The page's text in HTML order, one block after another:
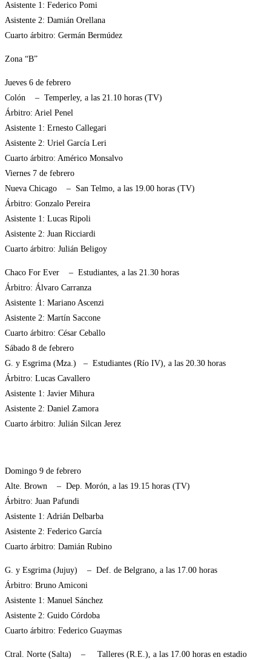
Asistente 1: Federico Pomi
Asistente 2: Damián Orellana
Cuarto árbitro: Germán Bermúdez
Zona “B”
Jueves 6 de febrero
Colón – Temperley, a las 21.10 horas (TV)
Árbitro: Ariel Penel
Asistente 1: Ernesto Callegari
Asistente 2: Uriel García Leri
Cuarto árbitro: Américo Monsalvo
Viernes 7 de febrero
Nueva Chicago – San Telmo, a las 19.00 horas (TV)
Árbitro: Gonzalo Pereira
Asistente 1: Lucas Ripoli
Asistente 2: Juan Ricciardi
Cuarto árbitro: Julián Beligoy
Chaco For Ever – Estudiantes, a las 21.30 horas
Árbitro: Álvaro Carranza
Asistente 1: Mariano Ascenzi
Asistente 2: Martín Saccone
Cuarto árbitro: César Ceballo
Sábado 8 de febrero
G. y Esgrima (Mza.) – Estudiantes (Río IV), a las 20.30 horas
Árbitro: Lucas Cavallero
Asistente 1: Javier Mihura
Asistente 2: Daniel Zamora
Cuarto árbitro: Julián Silcan Jerez
Domingo 9 de febrero
Alte. Brown – Dep. Morón, a las 19.15 horas (TV)
Árbitro: Juan Pafundi
Asistente 1: Adrián Delbarba
Asistente 2: Federico García
Cuarto árbitro: Damián Rubino
G. y Esgrima (Jujuy) – Def. de Belgrano, a las 17.00 horas
Árbitro: Bruno Amiconi
Asistente 1: Manuel Sánchez
Asistente 2: Guido Córdoba
Cuarto árbitro: Federico Guaymas
Ctral. Norte (Salta) – Talleres (R.E.), a las 17.00 horas en estadio